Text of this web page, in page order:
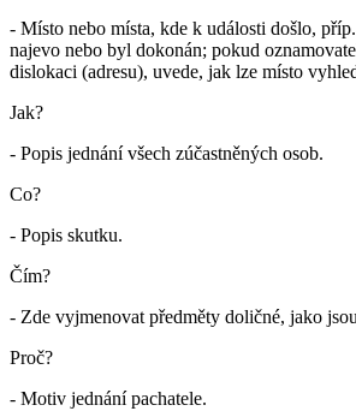
- Místo nebo místa, kde k události došlo,
najevo nebo byl dokonán; pokud
dislokaci (adresu), uvede, jak lze místo
Jak?
- Popis jednání všech zúčastněných osob.
Co?
- Popis skutku.
Čím?
- Zde vyjmenovat předměty doličné, jako
Proč?
- Motiv jednání pachatele.